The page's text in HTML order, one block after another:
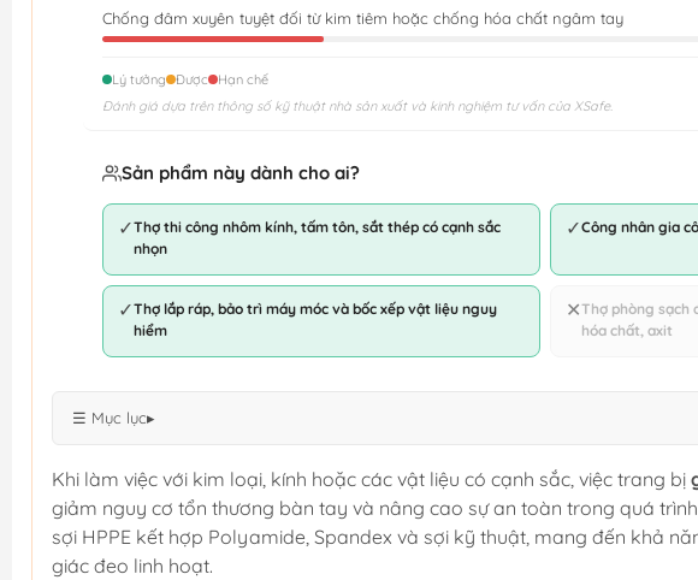
Chống đâm xuyên tuyệt đối từ kim tiêm hoặc chống hóa chất ngâm tay
Lý tưởng Được
Hạn chế
Đánh giá dựa trên thông số kỹ thuật nhà sản xuất và kinh nghiệm tư vấn của XSafe.
Sản phẩm này dành cho ai?
✓Thợ thi công nhôm kính, tấm tôn, sắt thép có cạnh sắc
nhọn
✓Công nhân gia
✓Thợ lắp ráp, bảo trì máy móc và bốc xếp vật liệu nguy
hiểm
✕Thợ phòng sạch
hóa chất, axit
☰ Mục lục▸
Khi làm việc với kim loại, kính hoặc các vật liệu có cạnh sắc, việc trang bị
giảm nguy cơ tổn thương bàn tay và nâng cao sự an toàn trong quá
sợi HPPE kết hợp Polyamide, Spandex và sợi kỹ thuật, mang đến khả
giác đeo linh hoạt.